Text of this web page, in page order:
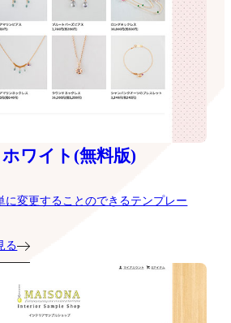
ワイト(無料版)
に変更することのできるテンプレー
る